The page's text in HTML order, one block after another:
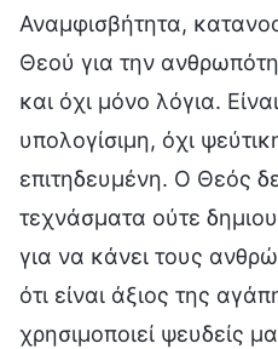
Αναμφισβήτητα,
Θεού για την
και όχι μόνο λόγια.
υπολογίσιμη, όχι
επιτηδευμένη. Ο Θεός
τεχνάσματα ούτε
για να κάνει τους
ότι είναι άξιος της
χρησιμοποιεί ψευδείς